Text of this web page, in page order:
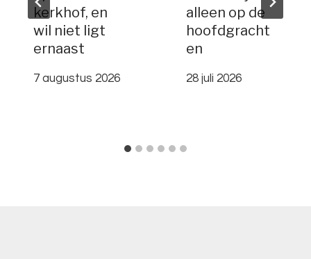
kerkhof, en
wil niet ligt
ernaast
7 augustus 2026
alleen op de
hoofdgracht
en
28 juli 2026